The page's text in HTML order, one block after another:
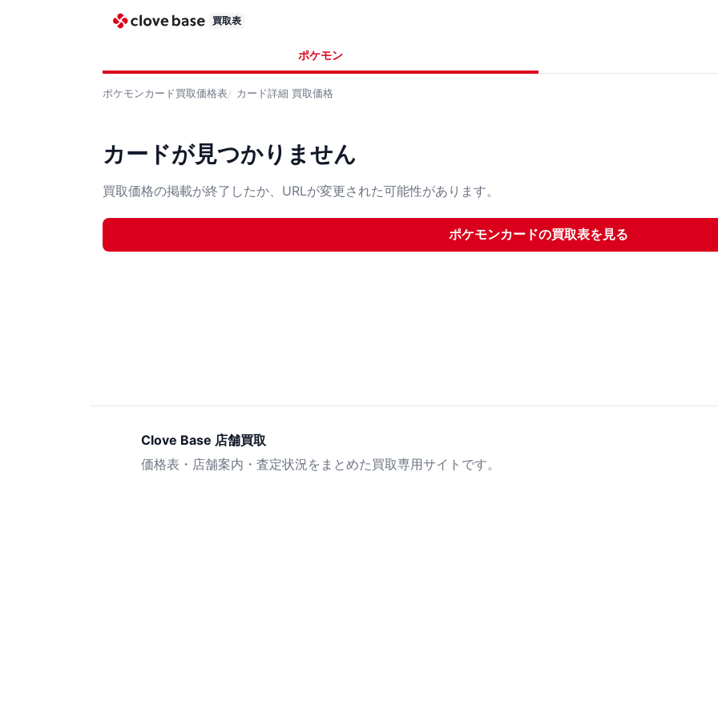
買取表
ポケモン
ポケモンカード買取価格表 カード詳細 買取価格
カードが見つかりません
買取価格の掲載が終了したか、URLが変更された可能性があります。
ポケモンカードの買取表を見る
Clove Base 店舗買取
価格表・店舗案内・査定状況をまとめた買取専用サイトです。